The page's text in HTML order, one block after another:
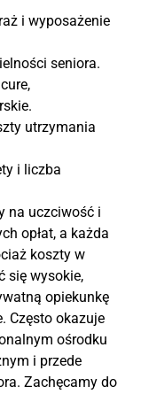
i wyposażenie
seniora.
utrzymania
i liczba
na uczciwość i
opłat, a każda
koszty w
się wysokie,
opiekunkę
Często okazuje
ośrodku
i przede
Zachęcamy do